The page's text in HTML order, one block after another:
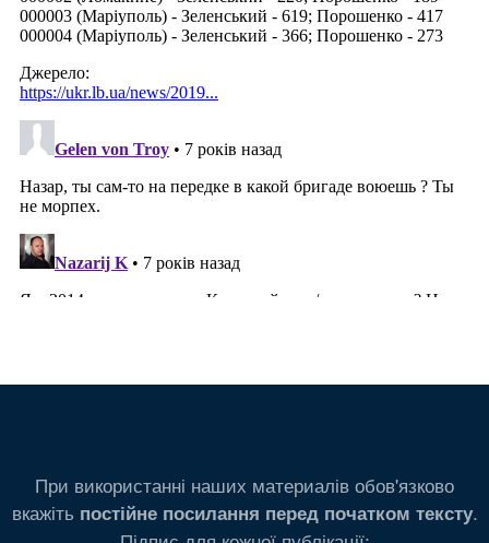
При використанні наших материалів обов'язково
вкажіть постійне посилання перед початком тексту.